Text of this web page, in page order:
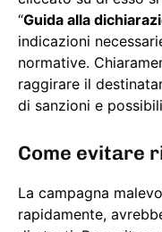
“Guida alla
indicazioni
normative.
raggirare il
di sanzioni e
Come evitare
La campagna
rapidamente,